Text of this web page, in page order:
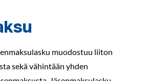
muodostuu liiton
sekä vähintään yhden